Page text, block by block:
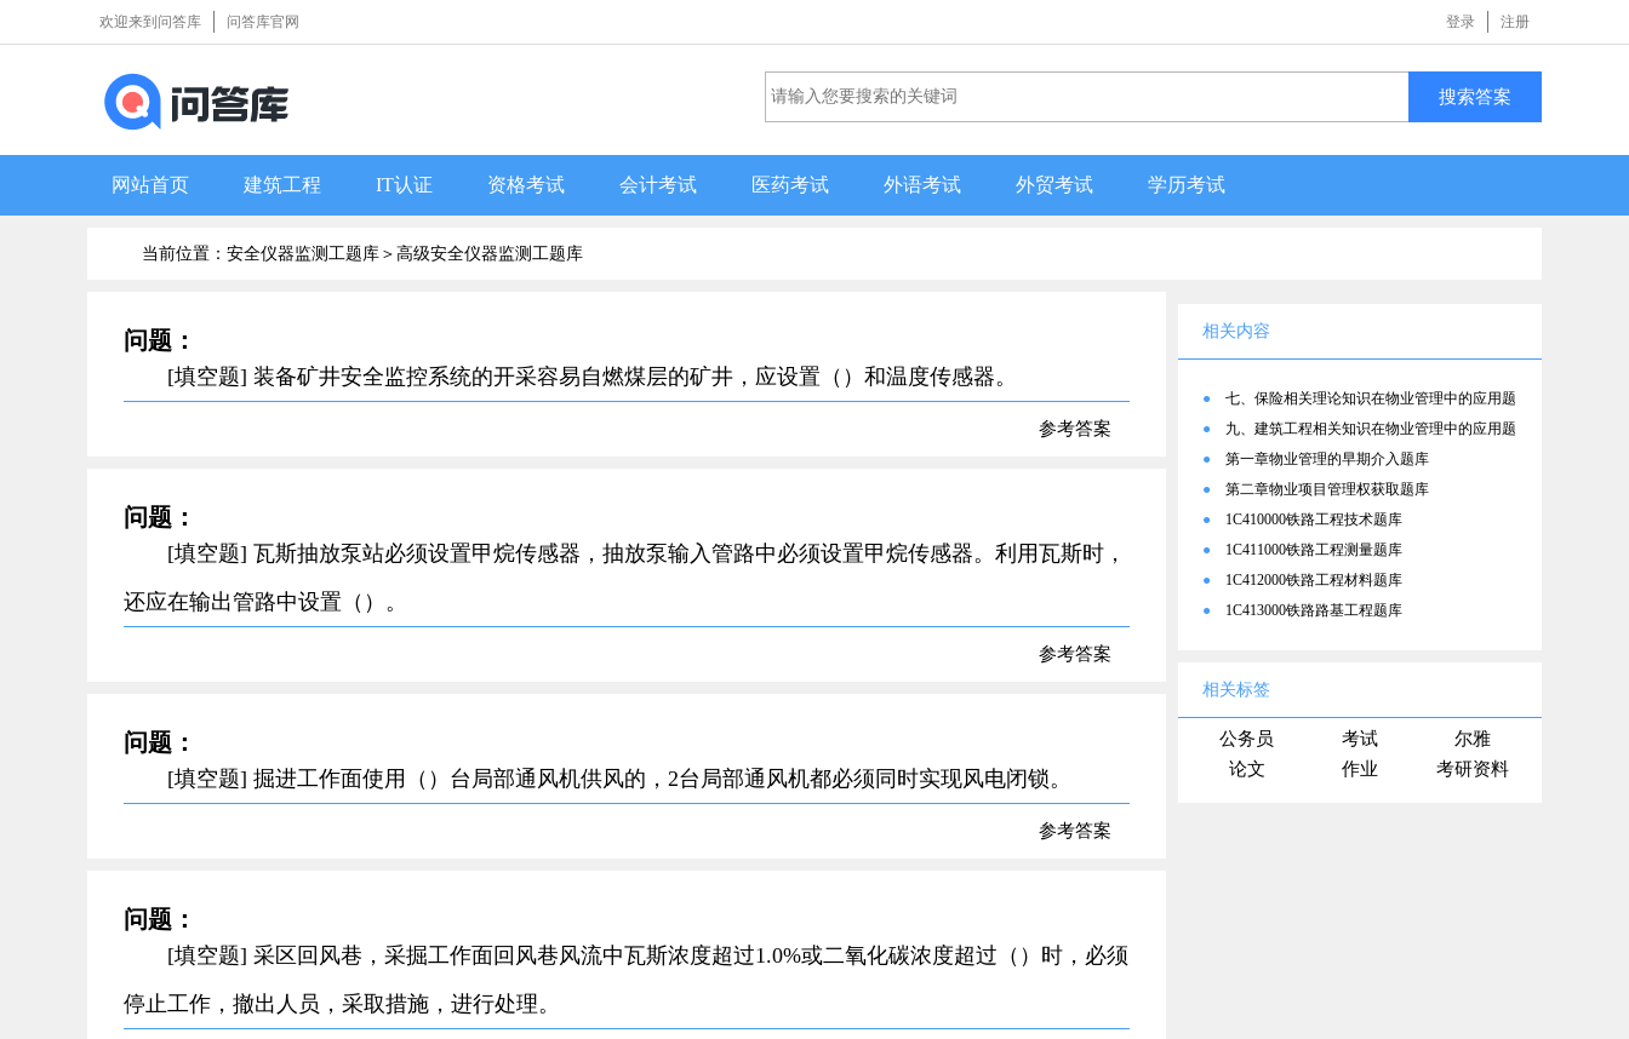
登录 注册
欢迎来到问答库 问答库官网
搜索答案
网站首页 建筑工程 IT认证 资格考试 会计考试 医药考试 外语考试 外贸考试 学历考试
当前位置：安全仪器监测工题库＞ 高级安全仪器监测工题库
问题：
[填空题] 装备矿井安全监控系统的开采容易自燃煤层的矿井，应设置（）和温度传感器。
参考答案
问题：
[填空题] 瓦斯抽放泵站必须设置甲烷传感器，抽放泵输入管路中必须设置甲烷传感器。利用瓦斯时，
还应在输出管路中设置（）。
参考答案
问题：
[填空题] 掘进工作面使用（）台局部通风机供风的，2台局部通风机都必须同时实现风电闭锁。
参考答案
问题：
[填空题] 采区回风巷，采掘工作面回风巷风流中瓦斯浓度超过1.0%或二氧化碳浓度超过（）时，必须
停止工作，撤出人员，采取措施，进行处理。
相关内容
●
七、保险相关理论知识在物业管理中的应用题
库
●
九、建筑工程相关知识在物业管理中的应用题
库
●
第一章物业管理的早期介入题库
●
第二章物业项目管理权获取题库
●
1C410000铁路工程技术题库
●
1C411000铁路工程测量题库
●
1C412000铁路工程材料题库
●
1C413000铁路路基工程题库
相关标签
公务员 考试
尔雅
论文
作业 考研资料